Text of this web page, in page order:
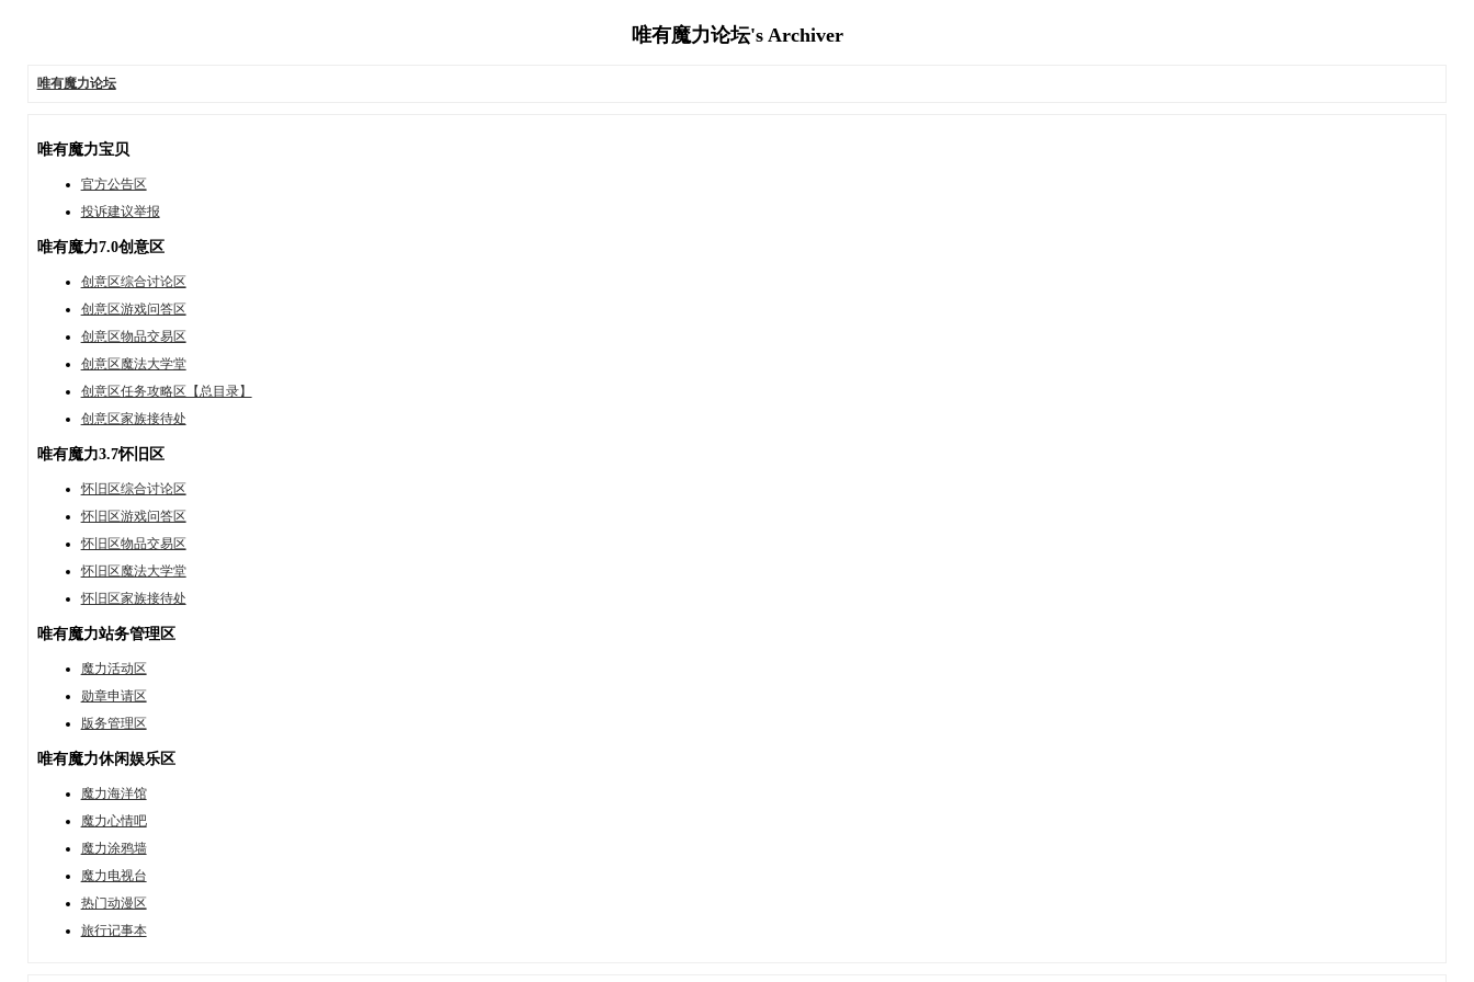
唯有魔力论坛's Archiver
唯有魔力论坛
唯有魔力宝贝
官方公告区
投诉建议举报
唯有魔力7.0创意区
创意区综合讨论区
创意区游戏问答区
创意区物品交易区
创意区魔法大学堂
创意区任务攻略区【总目录】
创意区家族接待处
唯有魔力3.7怀旧区
怀旧区综合讨论区
怀旧区游戏问答区
怀旧区物品交易区
怀旧区魔法大学堂
怀旧区家族接待处
唯有魔力站务管理区
魔力活动区
勋章申请区
版务管理区
唯有魔力休闲娱乐区
魔力海洋馆
魔力心情吧
魔力涂鸦墙
魔力电视台
热门动漫区
旅行记事本